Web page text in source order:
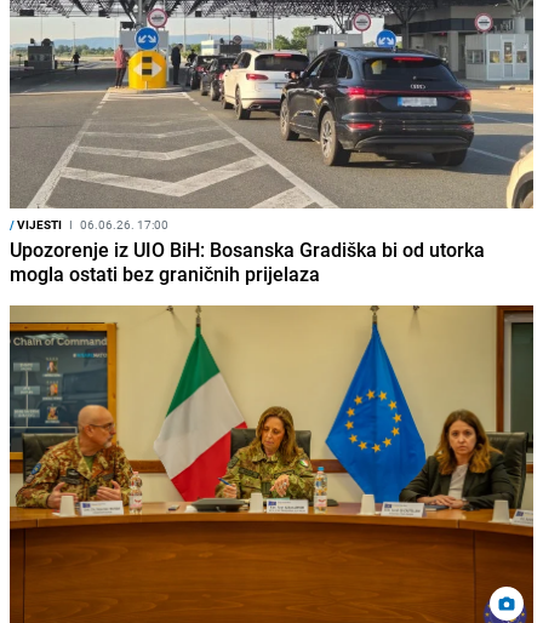
/VIJESTI I 06.06.26. 17:00
Upozorenje iz UIO BiH: Bosanska Gradiška bi od utorka
mogla ostati bez graničnih prijelaza